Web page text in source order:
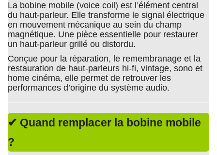
La bobine mobile (voice coil) est l’élément central
du haut-parleur. Elle transforme le signal électrique
en mouvement mécanique au sein du champ
magnétique. Une pièce essentielle pour restaurer
un haut-parleur grillé ou distordu.
Conçue pour la réparation, le remembranage et la
restauration de haut-parleurs hi-fi, vintage, sono et
home cinéma, elle permet de retrouver les
performances d’origine du système audio.
✔ Quand remplacer la bobine mobile
?